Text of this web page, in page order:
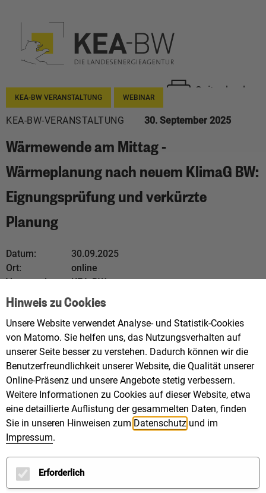
Seite drucken
KEA-BW VERANSTALTUNG WEBINAR
KEA-BW-VERANSTALTUNG 30. September 2025
Wärmewende am Mittag -
Wärmeplanung nach neuem KlimaG BW:
Eignungsprüfung und verkürzte
Planung
Datum:
30.09.2025
Ort:
online
Veranstalter:
KEA-BW
Klimawandelanpassungsgesetz Baden-Württemberg
(KlimaG BW) ist novelliert und wurde am 24.07.2025
im Landtag verabschiedet. Daraus ergeben sich auch
für den Bereich der kommunalen Wärmeplanung
verschiedene Änderungen.
In der Online-Reihe „Wärmewende am Mittag –
Wärmeplanung nach neuem KlimaG BW“ erhalten Sie
einen Überblick zu den Anpassungen des KlimaG BW
und erfahren, welche Änderungen es gibt und was
Hinweis zu Cookies
Unsere Website verwendet Analyse- und Statistik-Cookies
von Matomo. Sie helfen uns, das Nutzungsverhalten auf
unserer Seite besser zu verstehen. Dadurch können wir die
Benutzerfreundlichkeit unserer Website, die Qualität unserer
Online-Präsenz und unsere Angebote stetig verbessern.
Weitere Informationen zu Cookies auf dieser Website, etwa
eine detaillierte Auflistung der gesammelten Daten, finden
Sie in unseren Hinweisen zum Datenschutz und im
Impressum.
Erforderlich